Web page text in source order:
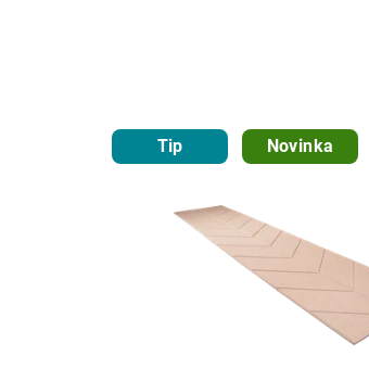
Tip Novinka